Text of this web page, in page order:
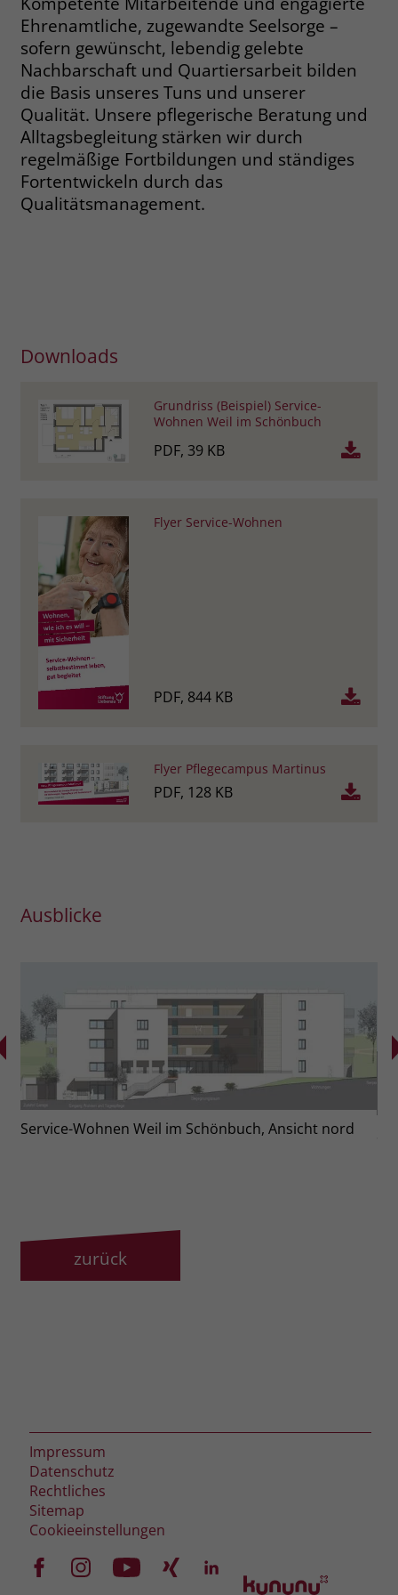
Ehrenamtliche, zugewandte Seelsorge –
sofern gewünscht, lebendig gelebte
Nachbarschaft und Quartiersarbeit bilden
die Basis unseres Tuns und unserer
Qualität. Unsere pflegerische Beratung und
Alltagsbegleitung stärken wir durch
regelmäßige Fortbildungen und ständiges
Fortentwickeln durch das
Qualitätsmanagement.
Downloads
Grundriss (Beispiel) Service-
Wohnen Weil im Schönbuch
PDF, 39 KB
Flyer Service-Wohnen
PDF, 844 KB
Flyer Pflegecampus Martinus
PDF, 128 KB
Ausblicke
Service-Wohnen Weil im Schönbuch, Ansicht nord
zurück
Impressum
Datenschutz
Rechtliches
Sitemap
Cookieeinstellungen